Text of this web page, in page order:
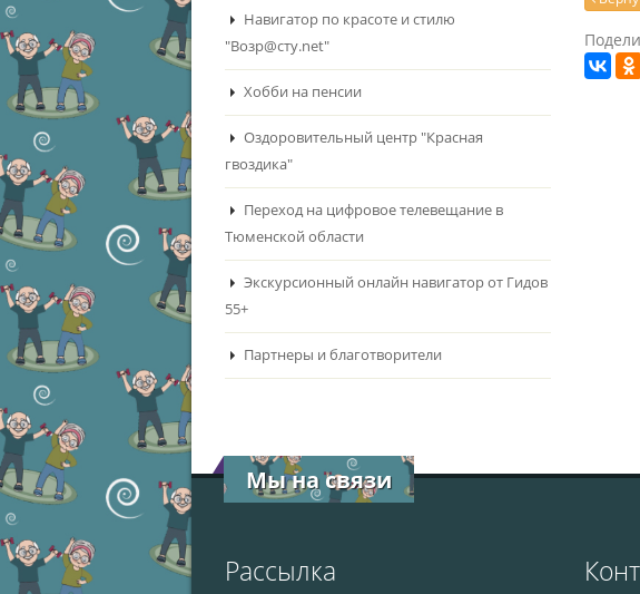
Навигатор по красоте и стилю
"Возр@сту.net"
Хобби на пенсии
Оздоровительный центр "Красная
гвоздика"
Переход на цифровое телевещание в
Тюменской области
Экскурсионный онлайн навигатор от Гидов
55+
Партнеры и благотворители
Мы на связи
Рассылка